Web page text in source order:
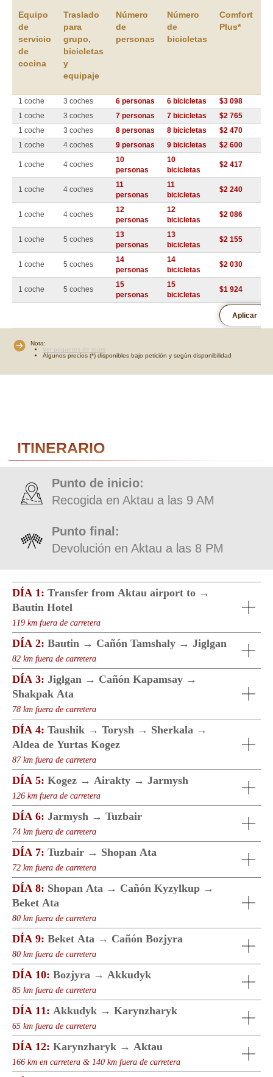
Equipo
de
servicio
de
cocina
Traslado
para
grupo,
bicicletas
y
equipaje
Número
de
personas
Número
de
bicicletas
Comfort
Plus*
1 coche 3 coches 6 personas 6 bicicletas
$3 098
1 coche
3 coches 7 personas 7 bicicletas
$2 765
1 coche
3 coches 8 personas 8 bicicletas
$2 470
1 coche
4 coches 9 personas 9 bicicletas $2 600
1 coche 4 coches
10
personas
10
bicicletas
$2 417
1 coche 4 coches
11
personas
11
bicicletas
$2 240
1 coche 4 coches
12
personas
12
bicicletas
$2 086
1 coche 5 coches
13
personas
13
bicicletas
$2 155
1 coche 5 coches
14
personas
14
bicicletas
$2 030
1 coche 5 coches
15
personas
15
bicicletas
$1 924
Aplicar
Nota:
Ver paquetes de tours
Algunos precios (*) disponibles bajo petición y según disponibilidad
DÍA 1: Transfer from Aktau airport to →
Bautin Hotel
119 km fuera de carretera
DÍA 2: Bautin → Cañón Tamshaly → Jiglgan
82 km fuera de carretera
DÍA 3: Jiglgan → Cañón Kapamsay →
Shakpak Ata
78 km fuera de carretera
DÍA 4: Taushik → Torysh → Sherkala →
Aldea de Yurtas Kogez
87 km fuera de carretera
DÍA 5: Kogez → Airakty → Jarmysh
126 km fuera de carretera
DÍA 6: Jarmysh → Tuzbair
74 km fuera de carretera
DÍA 7: Tuzbair → Shopan Ata
72 km fuera de carretera
DÍA 8: Shopan Ata → Cañón Kyzylkup →
Beket Ata
80 km fuera de carretera
DÍA 9: Beket Ata → Cañón Bozjyra
80 km fuera de carretera
DÍA 10: Bozjyra → Akkudyk
85 km fuera de carretera
DÍA 11: Akkudyk → Karynzharyk
65 km fuera de carretera
DÍA 12: Karynzharyk → Aktau
166 km en carretera & 140 km fuera de carretera
FORMULARIO DE RESERVA
INFORMACIÓN
¡ATENCIÓN !
LE INFORMAMOS AMABLEMENTE QUE, POR
RELIGIOSAS, NUESTROS TOURS NO INCLUYEN
EN CASO DE CONDICIONES CLIMÁTICAS
INTENSAS O VIENTOS FUERTES, EL GRUPO PUEDE
VERSE OBLIGADO A ABANDONAR EL CAMPAMENTO Y
REFUGIARSE EN LAS CASAS DE HUÉSPEDES U
HOTELES MÁS CERCANOS (CON UN COSTO
ADICIONAL).
Información de contacto
Detalles del viaje
Tipo de tour:
Acepto los términos de la Política de
ENVIAR
BUENO SABERLO